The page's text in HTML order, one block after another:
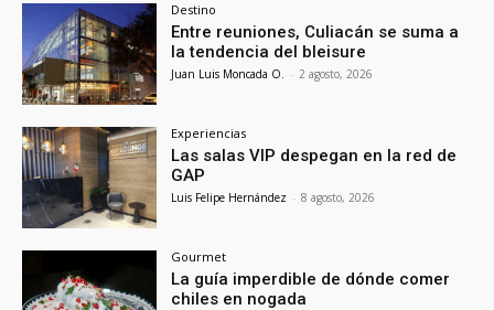
Destino
Entre reuniones, Culiacán se suma a
la tendencia del bleisure
Juan Luis Moncada O. - 2 agosto, 2026
Experiencias
Las salas VIP despegan en la red de
GAP
Luis Felipe Hernández - 8 agosto, 2026
Gourmet
La guía imperdible de dónde comer
chiles en nogada